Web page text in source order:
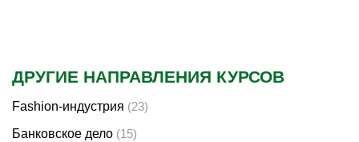
ДРУГИЕ НАПРАВЛЕНИЯ КУРСОВ
Fashion-индустрия (23)
Банковское дело (15)